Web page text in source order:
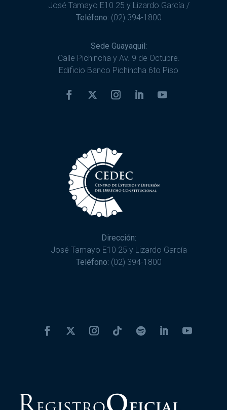
José Tamayo E10 25 y Lizardo García /
Teléfono: (02) 394-1800
Sede Guayaquil:
Calle Pichincha y Av. 9 de Octubre.
Edificio Banco Pichincha 6to Piso
Dirección:
José Tamayo E10 25 y Lizardo García
Teléfono: (02) 394-1800